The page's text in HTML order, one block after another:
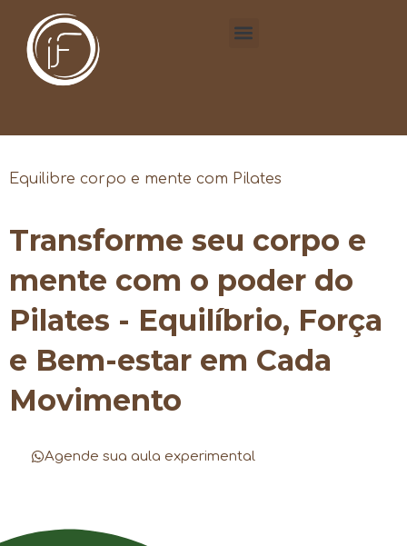
Equilibre corpo e mente com Pilates
Transforme seu corpo e
mente com o poder do
Pilates - Equilíbrio, Força
e Bem-estar em Cada
Movimento
Agende sua aula experimental